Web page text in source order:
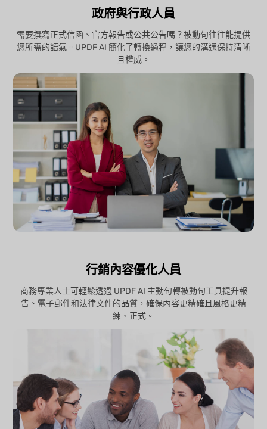
政府與行政人員
需要撰寫正式信函、官方報告或公共公告嗎？被動句往往能提供
您所需的語氣。UPDF AI 簡化了轉換過程，讓您的溝通保持清晰
且權威。
行銷內容優化人員
商務專業人士可輕鬆透過 UPDF AI 主動句轉被動句工具提升報
告、電子郵件和法律文件的品質，確保內容更精確且風格更精
練、正式。